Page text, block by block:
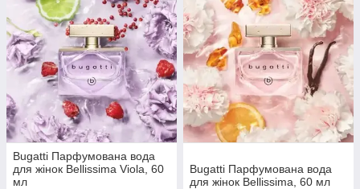
Bugatti Парфумована вода
для жінок Bellissima Viola, 60
мл
Bugatti Парфумована вода
для жінок Bellissima, 60 мл